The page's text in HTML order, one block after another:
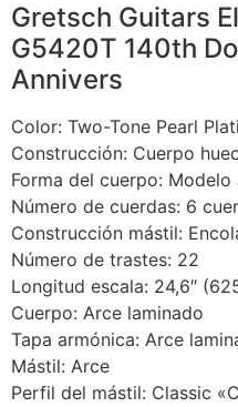
Gretsch Guitars
G5420T 140th
Annivers
Color: Two-Tone Pearl
Construcción: Cuerpo
Forma del cuerpo: Modelo
Número de cuerdas: 6
Construcción mástil:
Número de trastes: 22
Longitud escala: 24,6″
Cuerpo: Arce laminado
Tapa armónica: Arce
Mástil: Arce
Perfil del mástil: Classic